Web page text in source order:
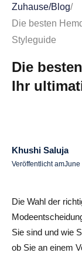
Balanciere deine
Verstehe
Welche
geeignet?
Was ist die
Zuhause/Blog/
Die besten
Styleguide
Die
Ihr
Khushi Saluja
Veröffentlicht amJune
Die Wahl der
Sie sind und wie
ob Sie an einem